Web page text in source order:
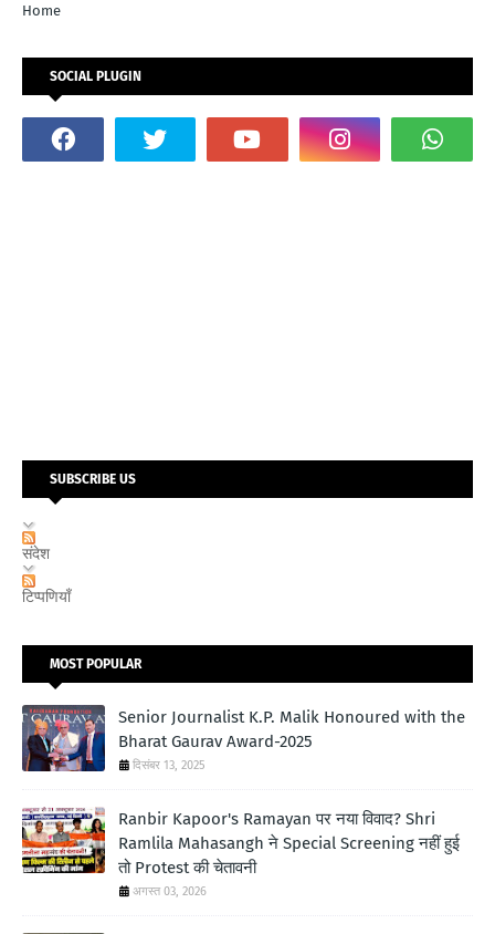
Home
SOCIAL PLUGIN
SUBSCRIBE US
संदेश
टिप्पणियाँ
MOST POPULAR
Senior Journalist K.P. Malik Honoured with the
Bharat Gaurav Award-2025
दिसंबर 13, 2025
Ranbir Kapoor's Ramayan पर नया विवाद? Shri
Ramlila Mahasangh ने Special Screening नहीं हुई
तो Protest की चेतावनी
अगस्त 03, 2026